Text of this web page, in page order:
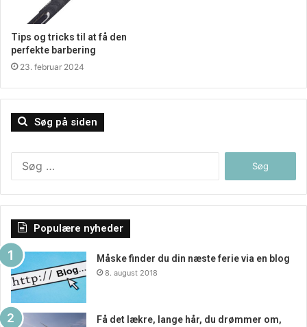
Tips og tricks til at få den
perfekte barbering
23. februar 2024
Søg på siden
Populære nyheder
Måske finder du din næste ferie via en blog
8. august 2018
Få det lækre, lange hår, du drømmer om,